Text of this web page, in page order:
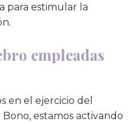
para estimular la
empleadas
en el ejercicio del
estamos activando